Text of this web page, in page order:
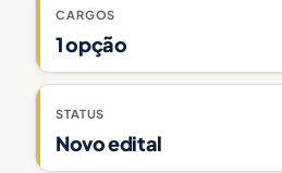
CARGOS
1 opção
STATUS
Novo edital